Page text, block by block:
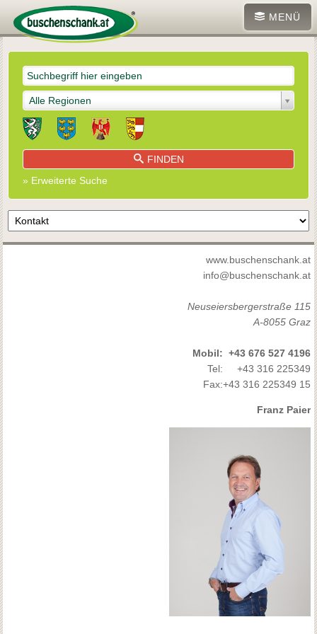
MENÜ
Alle Regionen
FINDEN
» Erweiterte Suche
www.buschenschank.at
info@buschenschank.at
Neuseiersbergerstraße 115
A-8055 Graz
Mobil: +43 676 527 4196
Tel:
+43 316 225349
Fax:+43 316 225349 15
Franz Paier